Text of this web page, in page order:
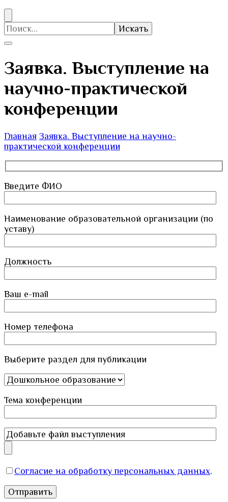
Искать:
Заявка. Выступление на
научно-практической
конференции
Главная Заявка. Выступление на научно-
практической конференции
Введите ФИО
Наименование образовательной организации (по
уставу)
Должность
Ваш e-mail
Номер телефона
Выберите раздел для публикации
Тема конференции
Согласие на обработку персональных данных.